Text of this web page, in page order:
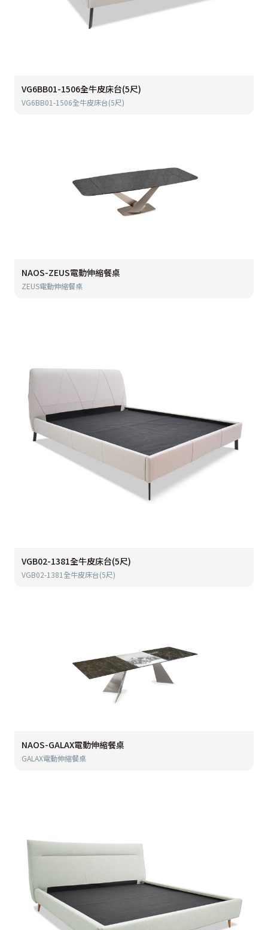
VG6BB01-1506全牛皮床台(5尺)
VG6BB01-1506全牛皮床台(5尺)
NAOS-ZEUS電動伸縮餐桌
ZEUS電動伸縮餐桌
VGB02-1381全牛皮床台(5尺)
VGB02-1381全牛皮床台(5尺)
NAOS-GALAX電動伸縮餐桌
GALAX電動伸縮餐桌